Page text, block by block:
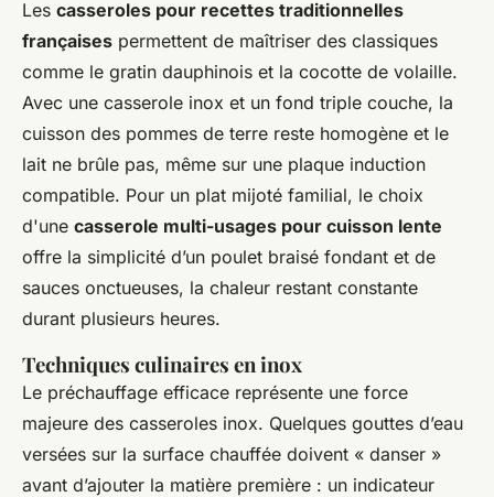
Les casseroles pour recettes traditionnelles
françaises permettent de maîtriser des classiques
comme le gratin dauphinois et la cocotte de volaille.
Avec une casserole inox et un fond triple couche, la
cuisson des pommes de terre reste homogène et le
lait ne brûle pas, même sur une plaque induction
compatible. Pour un plat mijoté familial, le choix
d'une casserole multi-usages pour cuisson lente
offre la simplicité d’un poulet braisé fondant et de
sauces onctueuses, la chaleur restant constante
durant plusieurs heures.
Techniques culinaires en inox
Le préchauffage efficace représente une force
majeure des casseroles inox. Quelques gouttes d’eau
versées sur la surface chauffée doivent « danser »
avant d’ajouter la matière première : un indicateur